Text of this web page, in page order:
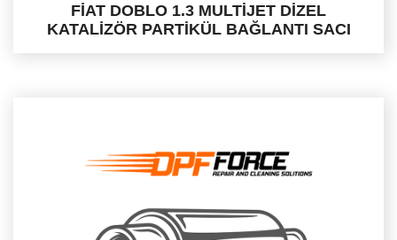
FİAT DOBLO 1.3 MULTİJET DİZEL
KATALİZÖR PARTİKÜL BAĞLANTI SACI